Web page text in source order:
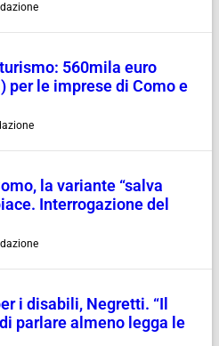
560mila euro
per le imprese di Como e
la variante “salva
Interrogazione del
i disabili, Negretti. “Il
parlare almeno legga le